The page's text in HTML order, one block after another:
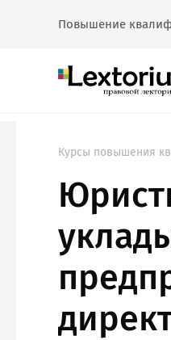
Повышение
Курсы повышения